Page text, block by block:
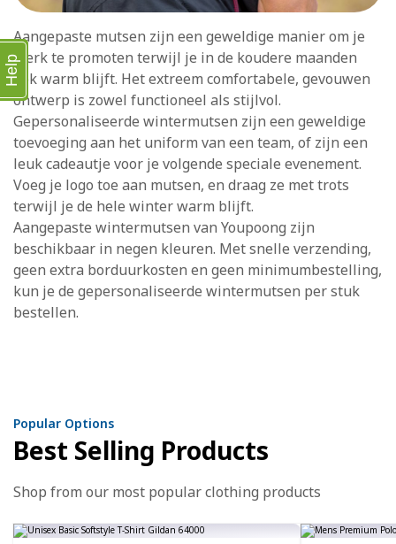
Aangepaste mutsen zijn een geweldige manier om je
merk te promoten terwijl je in de koudere maanden
ook warm blijft. Het extreem comfortabele, gevouwen
ontwerp is zowel functioneel als stijlvol.
Gepersonaliseerde wintermutsen zijn een geweldige
toevoeging aan het uniform van een team, of zijn een
leuk cadeautje voor je volgende speciale evenement.
Voeg je logo toe aan mutsen, en draag ze met trots
terwijl je de hele winter warm blijft.
Aangepaste wintermutsen van Youpoong zijn
beschikbaar in negen kleuren. Met snelle verzending,
geen extra borduurkosten en geen minimumbestelling,
kun je de gepersonaliseerde wintermutsen per stuk
bestellen.
Popular Options
Best Selling Products
Shop from our most popular clothing products
Help